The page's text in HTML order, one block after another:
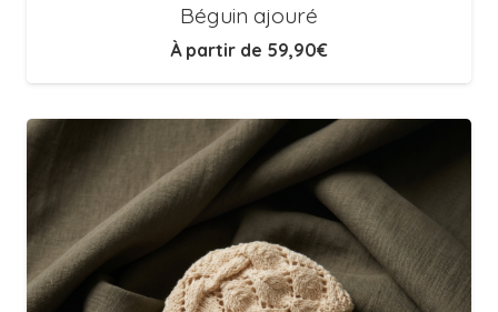
Béguin ajouré
À partir de 59,90€